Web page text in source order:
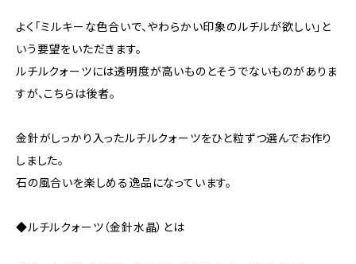
よく「ミルキーな色合いで、やわらかい印象のルチルが欲しい」と
いう要望をいただきます。
ルチルクォーツには透明度が高いものとそうでないものがありま
すが、こちらは後者。
金針がしっかり入ったルチルクォーツをひと粒ずつ選んでお作り
しました。
石の風合いを楽しめる逸品になっています。
◆ルチルクォーツ（金針水晶）とは